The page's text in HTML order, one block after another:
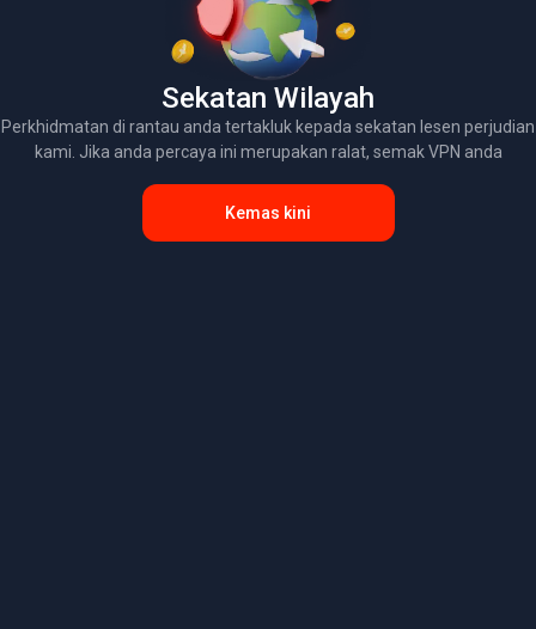
Sekatan Wilayah
Perkhidmatan di rantau anda tertakluk kepada sekatan lesen perjudian
kami. Jika anda percaya ini merupakan ralat, semak VPN anda
Kemas kini